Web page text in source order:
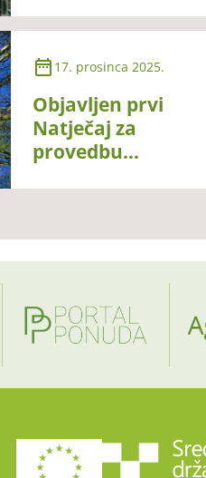
za očuvanje,
korištenje i
razvoj genetskih
izvora u
poljoprivredi za
životinjske
genetske
17. prosinca 2025.
Objavljen prvi
Natječaj za
provedbu
(konverzija)
degradiranih